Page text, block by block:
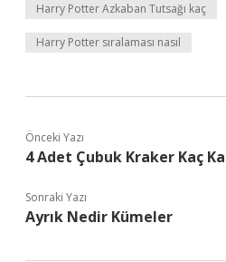
Harry Potter Azkaban Tutsağı kaç
Harry Potter sıralaması nasıl
Önceki Yazı
4 Adet Çubuk Kraker Kaç
Sonraki Yazı
Ayrık Nedir Kümeler